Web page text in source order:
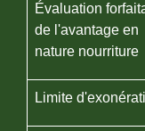
Évaluation
de l'avantage en
nature nourriture
Limite